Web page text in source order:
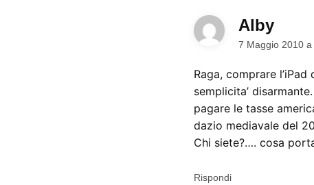
Albydice:
7 Maggio 2010 a
Raga, comprare
semplicita’
pagare le tasse
dazio mediavale del
Chi siete?…. cosa
Rispondi